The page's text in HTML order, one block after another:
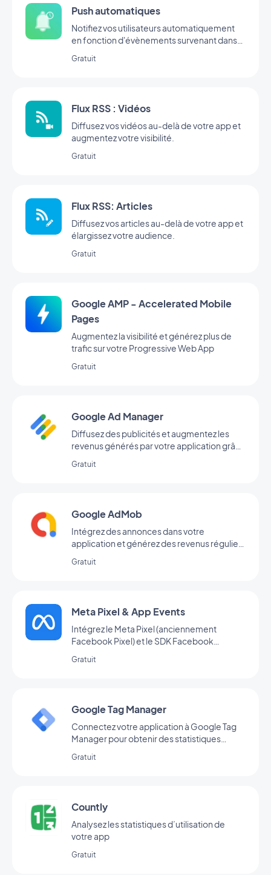
Push automatiques
Notifiez vos utilisateurs automatiquement
en fonction d'évènements survenant dans
Gratuit
Flux RSS : Vidéos
Diffusez vos vidéos au-delà de votre app et
augmentez votre visibilité.
Gratuit
Flux RSS: Articles
Diffusez vos articles au-delà de votre app et
élargissez votre audience.
Gratuit
Google AMP - Accelerated Mobile
Pages
Augmentez la visibilité et générez plus de
trafic sur votre Progressive Web App
Gratuit
Google Ad Manager
Diffusez des publicités et augmentez les
revenus générés par votre application grâce
Gratuit
Google AdMob
Intégrez des annonces dans votre
application et générez des revenus réguliers
Gratuit
Meta Pixel & App Events
Intégrez le Meta Pixel (anciennement
Facebook Pixel) et le SDK Facebook
analyser le comportement de vos
Gratuit
Google Tag Manager
Connectez votre application à Google Tag
Manager pour obtenir des statistiques
Gratuit
Countly
Analysez les statistiques d’utilisation de
votre app
Gratuit